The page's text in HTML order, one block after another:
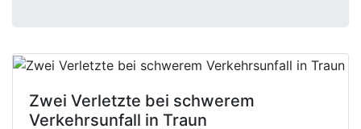
Zwei Verletzte bei schwerem
Verkehrsunfall in Traun